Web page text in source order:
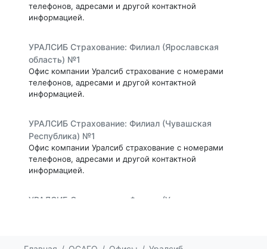
телефонов, адресами и другой контактной
информацией.
УРАЛСИБ Страхование: Филиал (Ярославская
область) №1
Офис компании Уралсиб страхование с номерами
телефонов, адресами и другой контактной
информацией.
УРАЛСИБ Страхование: Филиал (Чувашская
Республика) №1
Офис компании Уралсиб страхование с номерами
телефонов, адресами и другой контактной
информацией.
УРАЛСИБ Страхование: Филиал (Ульяновская